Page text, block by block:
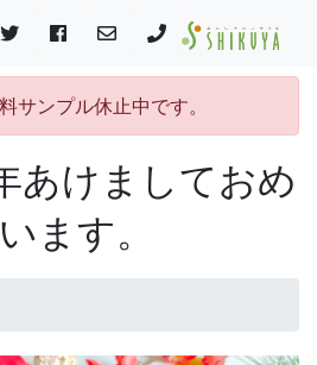
サンプル休止中です。
あけましておめ
ます。